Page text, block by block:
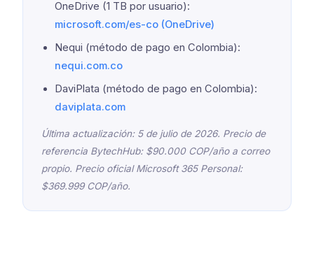
OneDrive (1 TB por usuario):
microsoft.com/es-co (OneDrive)
Nequi (método de pago en Colombia):
nequi.com.co
DaviPlata (método de pago en Colombia):
daviplata.com
Última actualización: 5 de julio de 2026. Precio de
referencia BytechHub: $90.000 COP/año a correo
propio. Precio oficial Microsoft 365 Personal:
$369.999 COP/año.